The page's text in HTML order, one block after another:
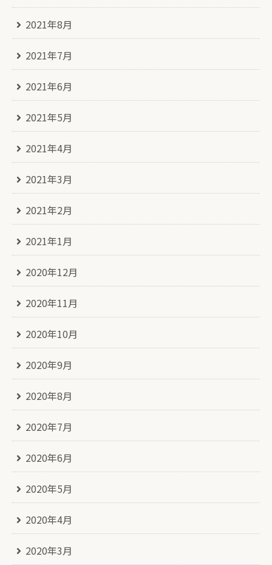
2021年8月
2021年7月
2021年6月
2021年5月
2021年4月
2021年3月
2021年2月
2021年1月
2020年12月
2020年11月
2020年10月
2020年9月
2020年8月
2020年7月
2020年6月
2020年5月
2020年4月
2020年3月